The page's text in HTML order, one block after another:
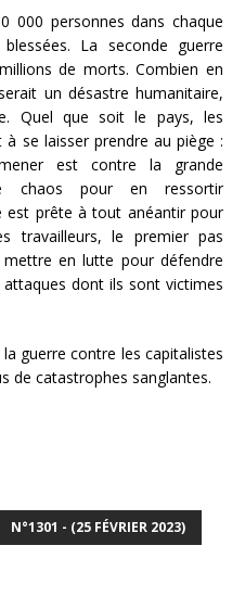
000 personnes dans chaque
La seconde guerre
de morts. Combien en
un désastre humanitaire,
Quel que soit le pays, les
se laisser prendre au piège :
est contre la grande
chaos pour en ressortir
est prête à tout anéantir pour
travailleurs, le premier pas
en lutte pour défendre
dont ils sont victimes
guerre contre les capitalistes
de catastrophes sanglantes.
N°1301 - (25 FÉVRIER 2023)